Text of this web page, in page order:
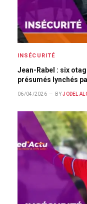
INSÉCURITÉ
Jean-Rabel : six
présumés lynchés
06/04/2026 BY JODEL